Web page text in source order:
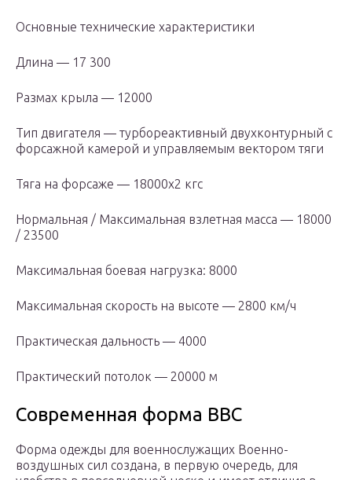
Основные технические характеристики
Длина — 17 300
Размах крыла — 12000
Тип двигателя — турбореактивный двухконтурный с
форсажной камерой и управляемым вектором тяги
Тяга на форсаже — 18000х2 кгс
Нормальная / Максимальная взлетная масса — 18000
/ 23500
Максимальная боевая нагрузка: 8000
Максимальная скорость на высоте — 2800 км/ч
Практическая дальность — 4000
Практический потолок — 20000 м
Современная форма ВВС
Форма одежды для военнослужащих Военно-
воздушных сил создана, в первую очередь, для